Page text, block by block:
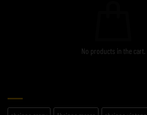
No products in the cart.